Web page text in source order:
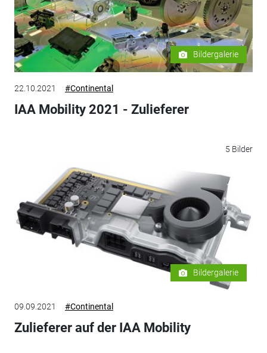
Bildergalerie
22.10.2021 #Continental
IAA Mobility 2021 - Zulieferer
5 Bilder
Bildergalerie
09.09.2021 #Continental
Zulieferer auf der IAA Mobility